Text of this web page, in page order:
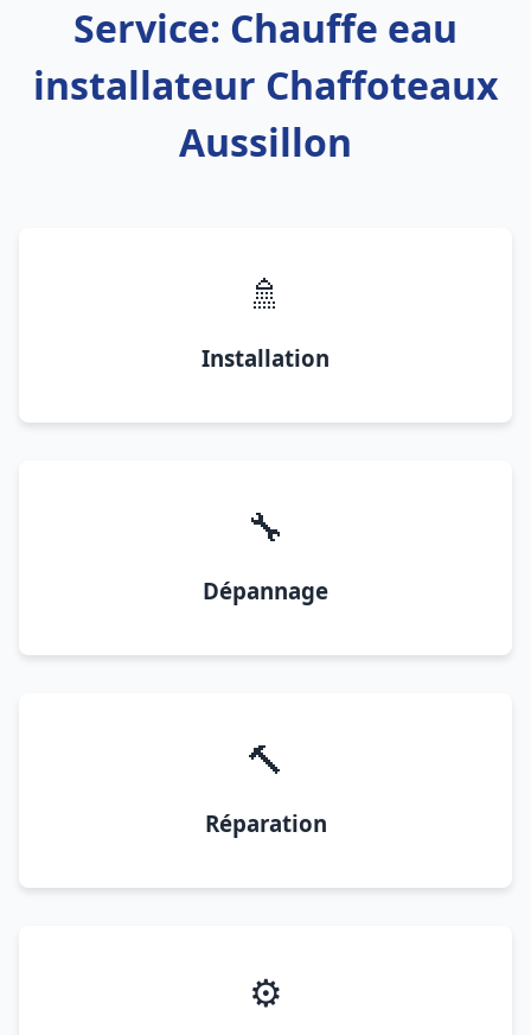
Service: Chauffe eau
installateur Chaffoteaux
Aussillon
🚿
Installation
🔧
Dépannage
🔨
Réparation
⚙️